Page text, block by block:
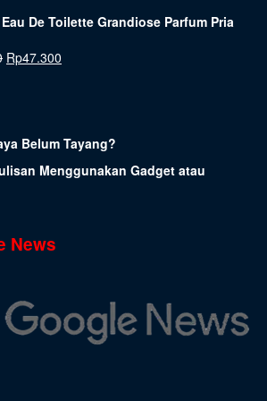
De Toilette Grandiose Parfum Pria
Rp47.300
Belum Tayang?
Menggunakan Gadget atau
News